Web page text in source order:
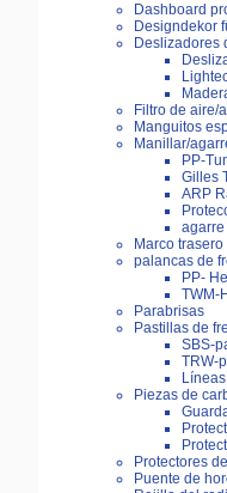
Dashboard
Designdekor
Deslizadores
Filtro de aire/
Manguitos
Manillar/
PP-
Gilles
ARP
Marco trasero
palancas de
PP-
TWM-
Parabrisas
Pastillas de
SBS-
TRW-
Piezas de
Protectores
Puente de